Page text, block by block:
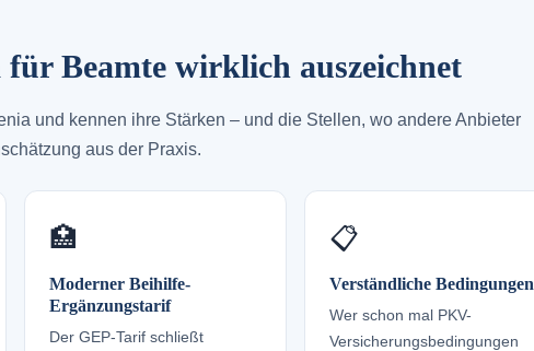
für Beamte wirklich auszeichnet
und kennen ihre Stärken – und die Stellen, wo andere Anbieter
aus der Praxis.
🏥
Moderner Beihilfe-
Ergänzungstarif
Der GEP-Tarif schließt
📋
Verständliche Bedingungen
Wer schon mal PKV-
Versicherungsbedingungen